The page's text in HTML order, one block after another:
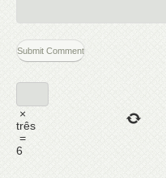
×
três
=
6